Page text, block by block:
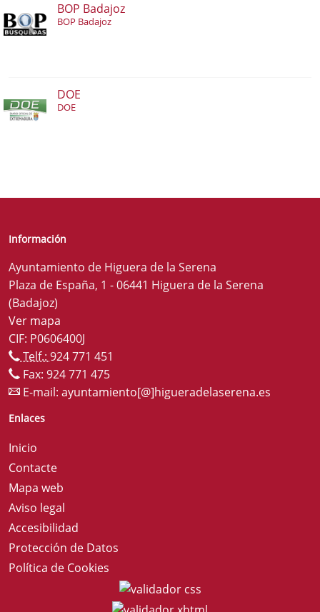
BOP Badajoz
BOP Badajoz
DOE
DOE
Información
Ayuntamiento de Higuera de la Serena
Plaza de España, 1 - 06441 Higuera de la Serena
(Badajoz)
Ver mapa
CIF: P0606400J
Telf.: 924 771 451
Fax: 924 771 475
E-mail: ayuntamiento[@]higueradelaserena.es
Enlaces
Inicio
Contacte
Mapa web
Aviso legal
Accesibilidad
Protección de Datos
Política de Cookies